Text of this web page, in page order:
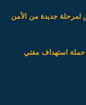
لمرحلة جديدة من الأمن
حملة استهداف مفتي